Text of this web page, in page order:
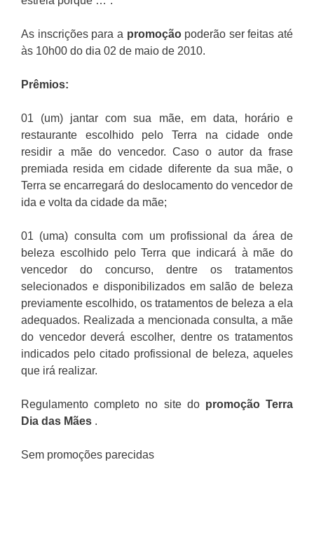
As inscrições para a promoçãopoderão ser feitas até
às 10h00 do dia 02 de maio de 2010.
Prêmios:
01 (um) jantar com sua mãe, em data, horário e
restaurante escolhido pelo Terra na cidade onde
residir a mãe do vencedor. Caso o autor da frase
premiada resida em cidade diferente da sua mãe, o
Terra se encarregará do deslocamento do vencedor de
ida e volta da cidade da mãe;
01 (uma) consulta com um profissional da área de
beleza escolhido pelo Terra que indicará à mãe do
vencedor do concurso, dentre os tratamentos
selecionados e disponibilizados em salão de beleza
previamente escolhido, os tratamentos de beleza a ela
adequados. Realizada a mencionada consulta, a mãe
do vencedor deverá escolher, dentre os tratamentos
indicados pelo citado profissional de beleza, aqueles
que irá realizar.
Regulamento completo no site do promoção Terra
Dia das Mães .
Sem promoções parecidas